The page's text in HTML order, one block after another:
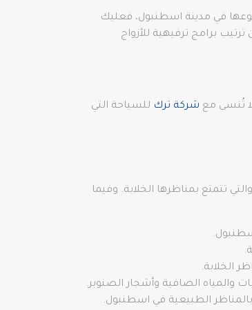
في مدينة اسطنبول، فعليك
برامج ترفيهية للأزواج
تُنسى مع شركة ترك للسياحة التي
تتمتع بمناظرها الخلابة. وفيما
الخلابة.
والمياه الصافية وأشجار الصنوبر.
بالمناظر الطبيعية في اسطنبول.